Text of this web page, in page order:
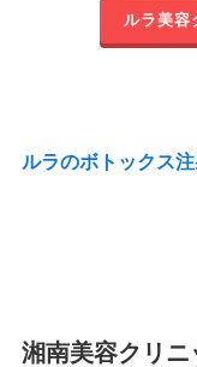
ルラ美容
ルラのボトックス
湘南美容クリニ